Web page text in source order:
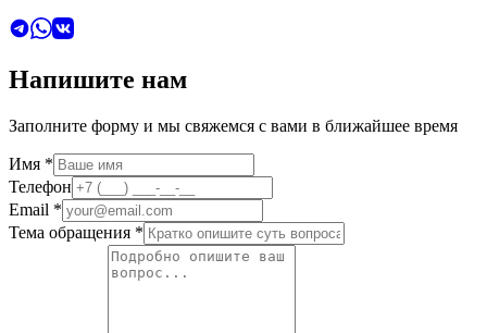
Напишите нам
Заполните форму и мы свяжемся с вами в ближайшее время
Имя *
Телефон
Email *
Тема обращения *